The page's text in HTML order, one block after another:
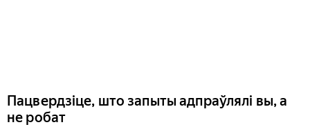
Пацвердзіце, што запыты адпраўлялі вы, а
не робат